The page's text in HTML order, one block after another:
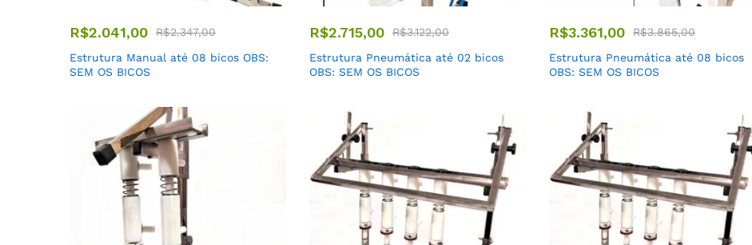
R$2.041,00 R$2.347,00
Estrutura Manual até 08 bicos OBS:
SEM OS BICOS
R$2.715,00 R$3.122,00
Estrutura Pneumática até 02 bicos
OBS: SEM OS BICOS
R$3.361,00 R$3.865,00
Estrutura Pneumática até 08 bicos
OBS: SEM OS BICOS